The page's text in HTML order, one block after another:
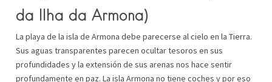
da Ilha da Armona)
La playa de la isla de Armona debe parecerse al cielo en la Tierra.
Sus aguas transparentes parecen ocultar tesoros en sus
profundidades y la extensión de sus arenas nos hace sentir
profundamente en paz. La isla Armona no tiene coches y por eso